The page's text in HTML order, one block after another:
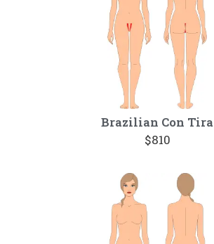
Brazilian Con Tira
$810